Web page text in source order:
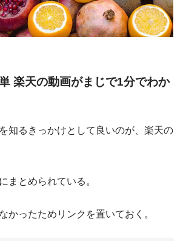
楽天の動画がまじで1分でわか
知るきっかけとして良いのが、楽天の
まとめられている。
かったためリンクを置いておく。